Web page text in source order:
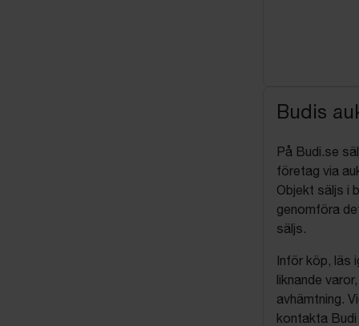
Budis
På Budi.se
företag via
Objekt säljs i
genomföra
säljs.
Inför köp, läs
liknande
avhämtning.
kontakta